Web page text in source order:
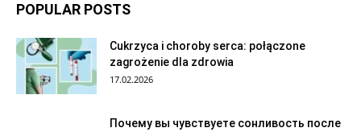
POPULAR POSTS
Cukrzyca i choroby serca: połączone
zagrożenie dla zdrowia
17.02.2026
Почему вы чувствуете сонливость после